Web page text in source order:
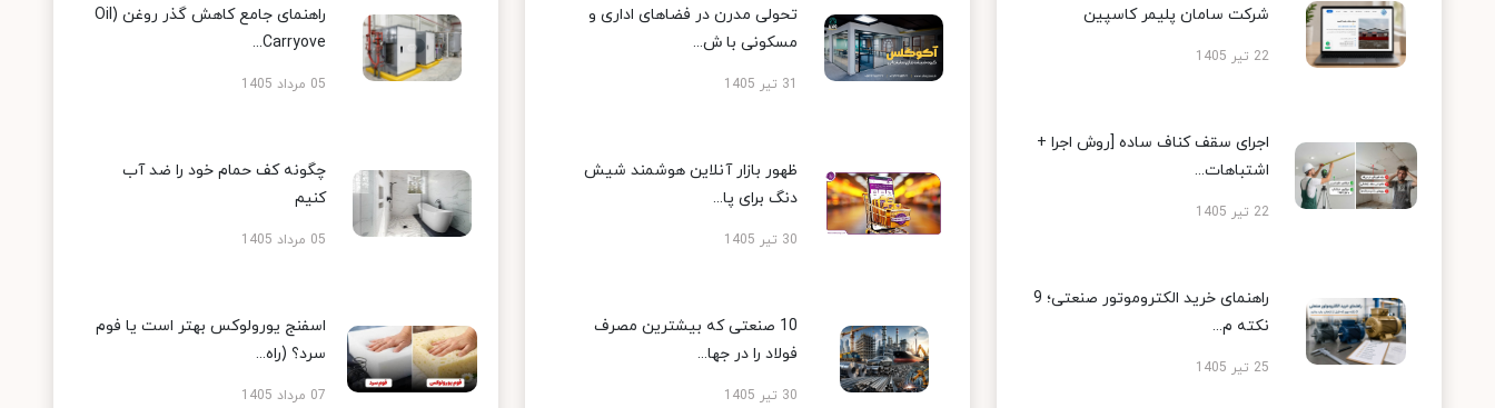
شرکت سامان پلیمر کاسپین
22 تیر 1405
اجرای سقف کناف ساده [روش اجرا +
اشتباهات...
22 تیر 1405
راهنمای خرید الکتروموتور صنعتی؛ 9
نکته م...
25 تیر 1405
تحولی مدرن در فضاهای اداری و
مسکونی با ش...
31 تیر 1405
ظهور بازار آنلاین هوشمند شیش
دنگ برای پا...
30 تیر 1405
10 صنعتی که بیشترین مصرف
فولاد را در جها...
30 تیر 1405
راهنمای جامع کاهش گذر روغن (Oil
Carryove...
05 مرداد 1405
چگونه کف حمام خود را ضد آب
کنیم
05 مرداد 1405
اسفنج یورولوکس بهتر است یا فوم
سرد؟ (راه...
07 مرداد 1405